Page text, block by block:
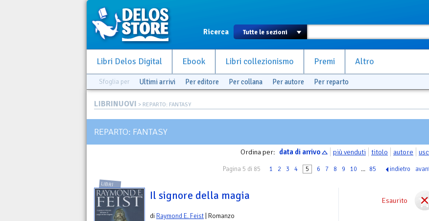
Ricerca
Libri Delos Digital Ebook Libri collezionismo Premi Altro
Sfoglia per Ultimi arrivi Per editore Per collana Per autore Per reparto
LIBRINUOVI > REPARTO: FANTASY
REPARTO: FANTASY
Ordina per: data di arrivo più venduti titolo autore
Pagina 5 di 85 1 2 3 4 5 6 7 8 9 10 ... 85 indietro
Esaurito
LIBRI
Il signore della magia
di Raymond E. Feist | Romanzo